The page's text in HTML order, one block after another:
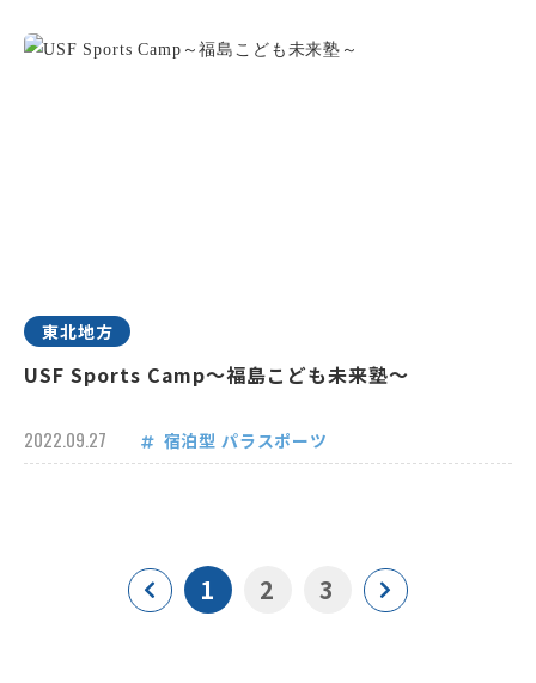
東北地方
USF Sports Camp～福島こども未来塾～
2022.09.27 宿泊型 パラスポーツ
1 2 3